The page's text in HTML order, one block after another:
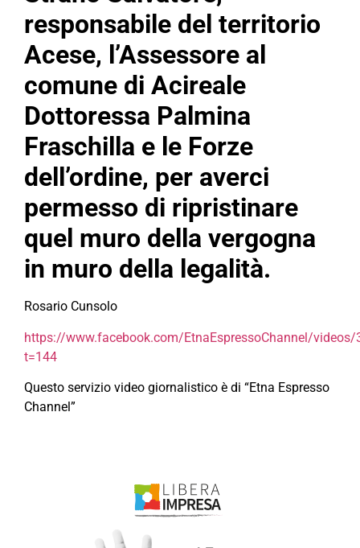
responsabile del territorio
Acese, l’Assessore al
comune di Acireale
Dottoressa Palmina
Fraschilla e le Forze
dell’ordine, per averci
permesso di ripristinare
quel muro della vergogna
in muro della legalità.
Rosario Cunsolo
https://www.facebook.com/EtnaEspressoChannel/
t=144
Questo servizio video giornalistico è di “Etna Espresso
Channel”